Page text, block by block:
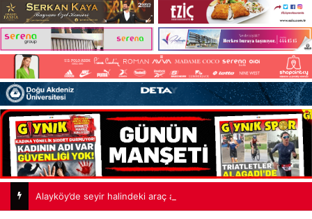
Alayköy’de seyir halindeki araç alev aldı